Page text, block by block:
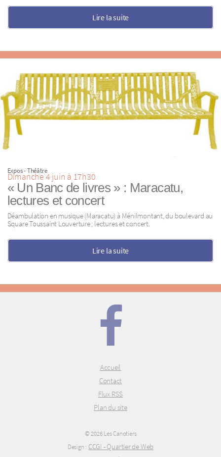
Lire la suite
Expos - Théâtre
Dimanche 4 juin à 17h30
« Un Banc de livres » : Maracatu,
lectures et concert
Déambulation en musique (Maracatu) à Ménilmontant, du boulevard au
Square Toussaint Louverture ; lectures et concert.
Lire la suite
Accueil
Contact
Flux RSS
Plan du site
© 2026 Les Canotiers
Design : CCGI - Quartier de Web